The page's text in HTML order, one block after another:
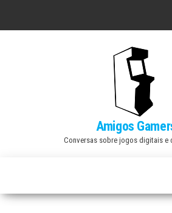
Amigos
Conversas sobre jogos digitais e